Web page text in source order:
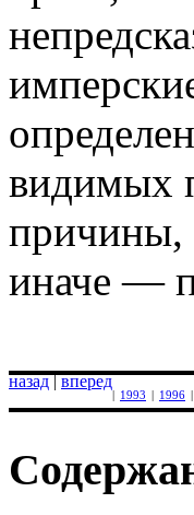
видимых
причины,
иначе —
назад|вперед
1993 1996